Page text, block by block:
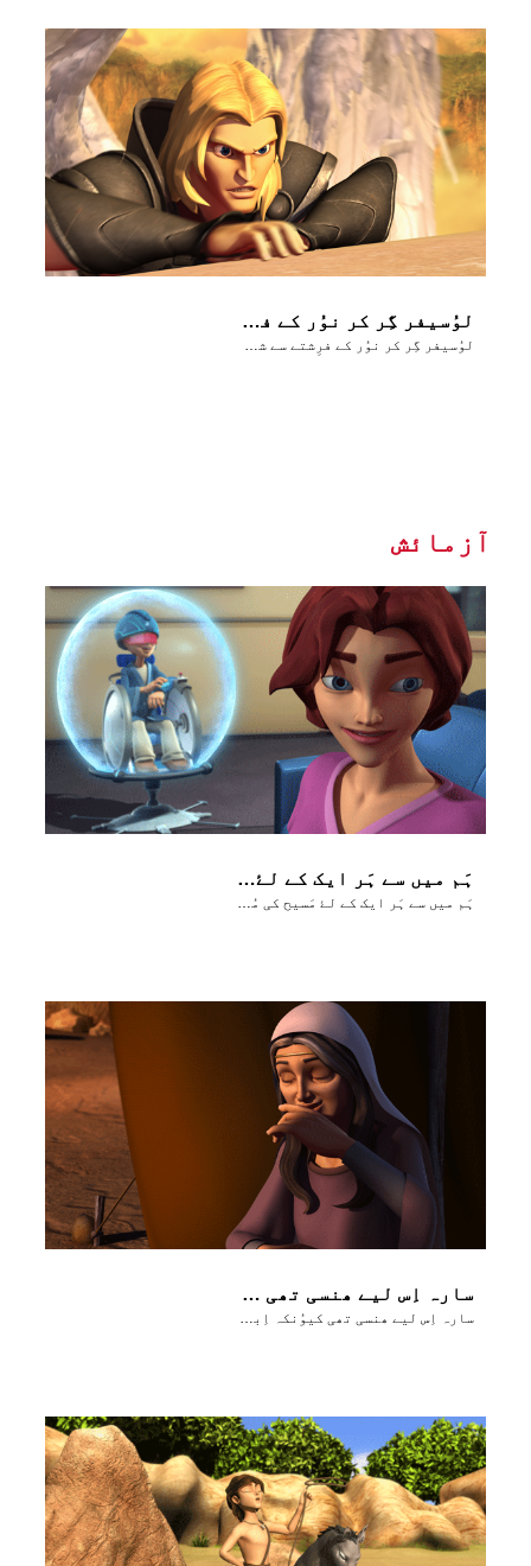
لوُسیفر گِر کر نوُر کے فرِشتے سے شیطان بن جاتا ہے
لوُسیفر گِر کر نوُر کے فرِشتے سے شیطان بن جاتا ہے
آزمائش
ہَم میں سے ہَر ایک کے لۓ مَسیح کی مُحبَت کا پیغام
ہَم میں سے ہَر ایک کے لۓ مَسیح کی مُحبَت کا پیغام
سارہ اِس لیے ھنسی تھی کیوُنکہ اِبرہام اور سارہ دونوں بُہت عُمر رسیدہ تھے